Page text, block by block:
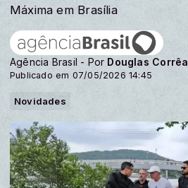
Máxima em Brasília
Agência Brasil - Por Douglas Corrêa
Publicado em 07/05/2026 14:45
Novidades